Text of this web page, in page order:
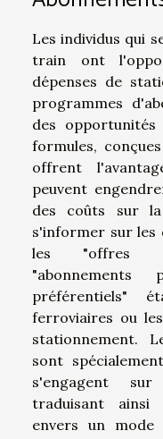
Les individus qui
train ont
dépenses de
programmes
des opportunités
formules,
offrent
peuvent
des coûts sur
s'informer sur les
les "offres
préférentiels"
ferroviaires ou
stationnement.
sont
s'engagent
traduisant ainsi
envers un